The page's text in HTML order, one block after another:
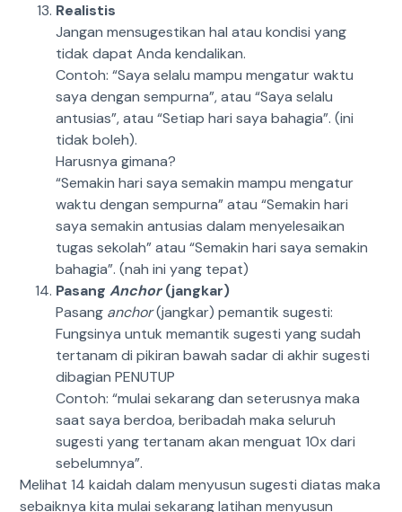
Realistis
Jangan mensugestikan hal atau kondisi yang
tidak dapat Anda kendalikan.
Contoh: “Sayaselalu mampu mengatur waktu
saya dengan sempurna”, atau “Sayaselalu
antusias”, atau “Setiap hari saya bahagia”. (ini
tidak boleh).
Harusnya gimana?
“Semakin hari saya semakin mampu mengatur
waktu dengan sempurna” atau “Semakin hari
saya semakin antusias dalam menyelesaikan
tugas sekolah” atau “Semakin hari saya semakin
bahagia”. (nah ini yang tepat)
PasangAnchor(jangkar)
Pasang anchor(jangkar) pemantik sugesti:
Fungsinya untuk memantik sugesti yang sudah
tertanam di pikiran bawah sadar di akhir sugesti
dibagian PENUTUP
Contoh: “mulai sekarang dan seterusnya maka
saat saya berdoa, beribadah maka seluruh
sugesti yang tertanam akan menguat 10x dari
sebelumnya”.
Melihat 14 kaidah dalam menyusun sugesti diatas maka
sebaiknya kita mulai sekarang latihan menyusun